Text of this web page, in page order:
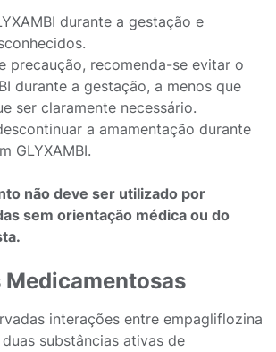
durante a gestação e
precaução, recomenda-se evitar o
durante a gestação, a menos que
ser claramente necessário.
a amamentação durante
GLYXAMBI.
não deve ser utilizado por
sem orientação médica ou do
interações entre empagliflozina
substâncias ativas de